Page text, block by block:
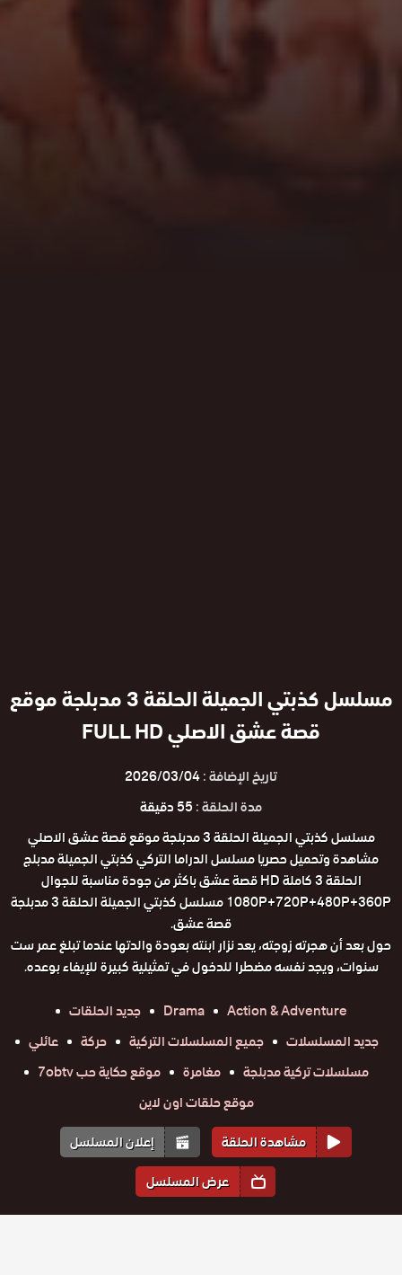
مسلسل كذبتي الجميلة الحلقة 3 مدبلجة موقع
قصة عشق الاصلي FULL HD
تاريخ الإضافة :2026/03/04
مدة الحلقة :55 دقيقة
مسلسل كذبتي الجميلة الحلقة 3 مدبلجة موقع قصة عشق الاصلي
مشاهدة وتحميل حصريا مسلسل الدراما التركي كذبتي الجميلة مدبلج
الحلقة 3 كاملة HD قصة عشق باكثر من جودة مناسبة للجوال
1080P+720P+480P+360P مسلسل كذبتي الجميلة الحلقة 3 مدبلجة
قصة عشق.
حول بعد أن هجرته زوجته، يعد نزار ابنته بعودة والدتها عندما تبلغ عمر ست
سنوات، ويجد نفسه مضطرا للدخول في تمثيلية كبيرة للإيفاء بوعده.
Action & Adventure
Drama
جديد الحلقات
جديد المسلسلات
جميع المسلسلات التركية حركة
عائلي
مسلسلات تركية مدبلجة
مغامرة
موقع حكاية حب 7obtv
موقع حلقات اون لاين
مشاهدة الحلقة
إعلان المسلسل
عرض المسلسل